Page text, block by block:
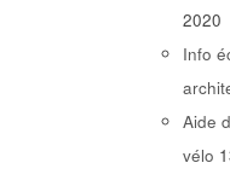
2020
Info
Aide
vélo